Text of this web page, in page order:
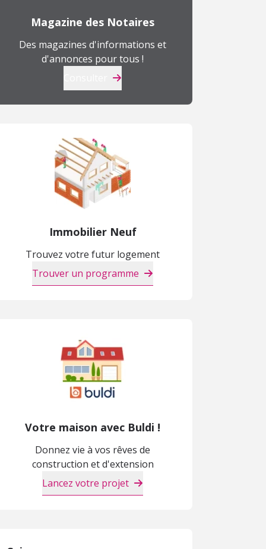
Magazine des Notaires
Des magazines d'informations et
d'annonces pour tous !
Immobilier Neuf
Trouvez votre futur logement
Trouver un programme
Votre maison avec Buldi !
Donnez vie à vos rêves de
construction et d'extension
Lancez votre projet